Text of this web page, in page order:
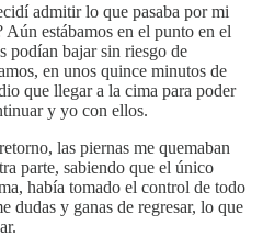
admitir lo que pasaba por mi
Aún estábamos en el punto en el
podían bajar sin riesgo de
en unos quince minutos de
que llegar a la cima para poder
y yo con ellos.
las piernas me quemaban
parte, sabiendo que el único
había tomado el control de todo
dudas y ganas de regresar, lo que